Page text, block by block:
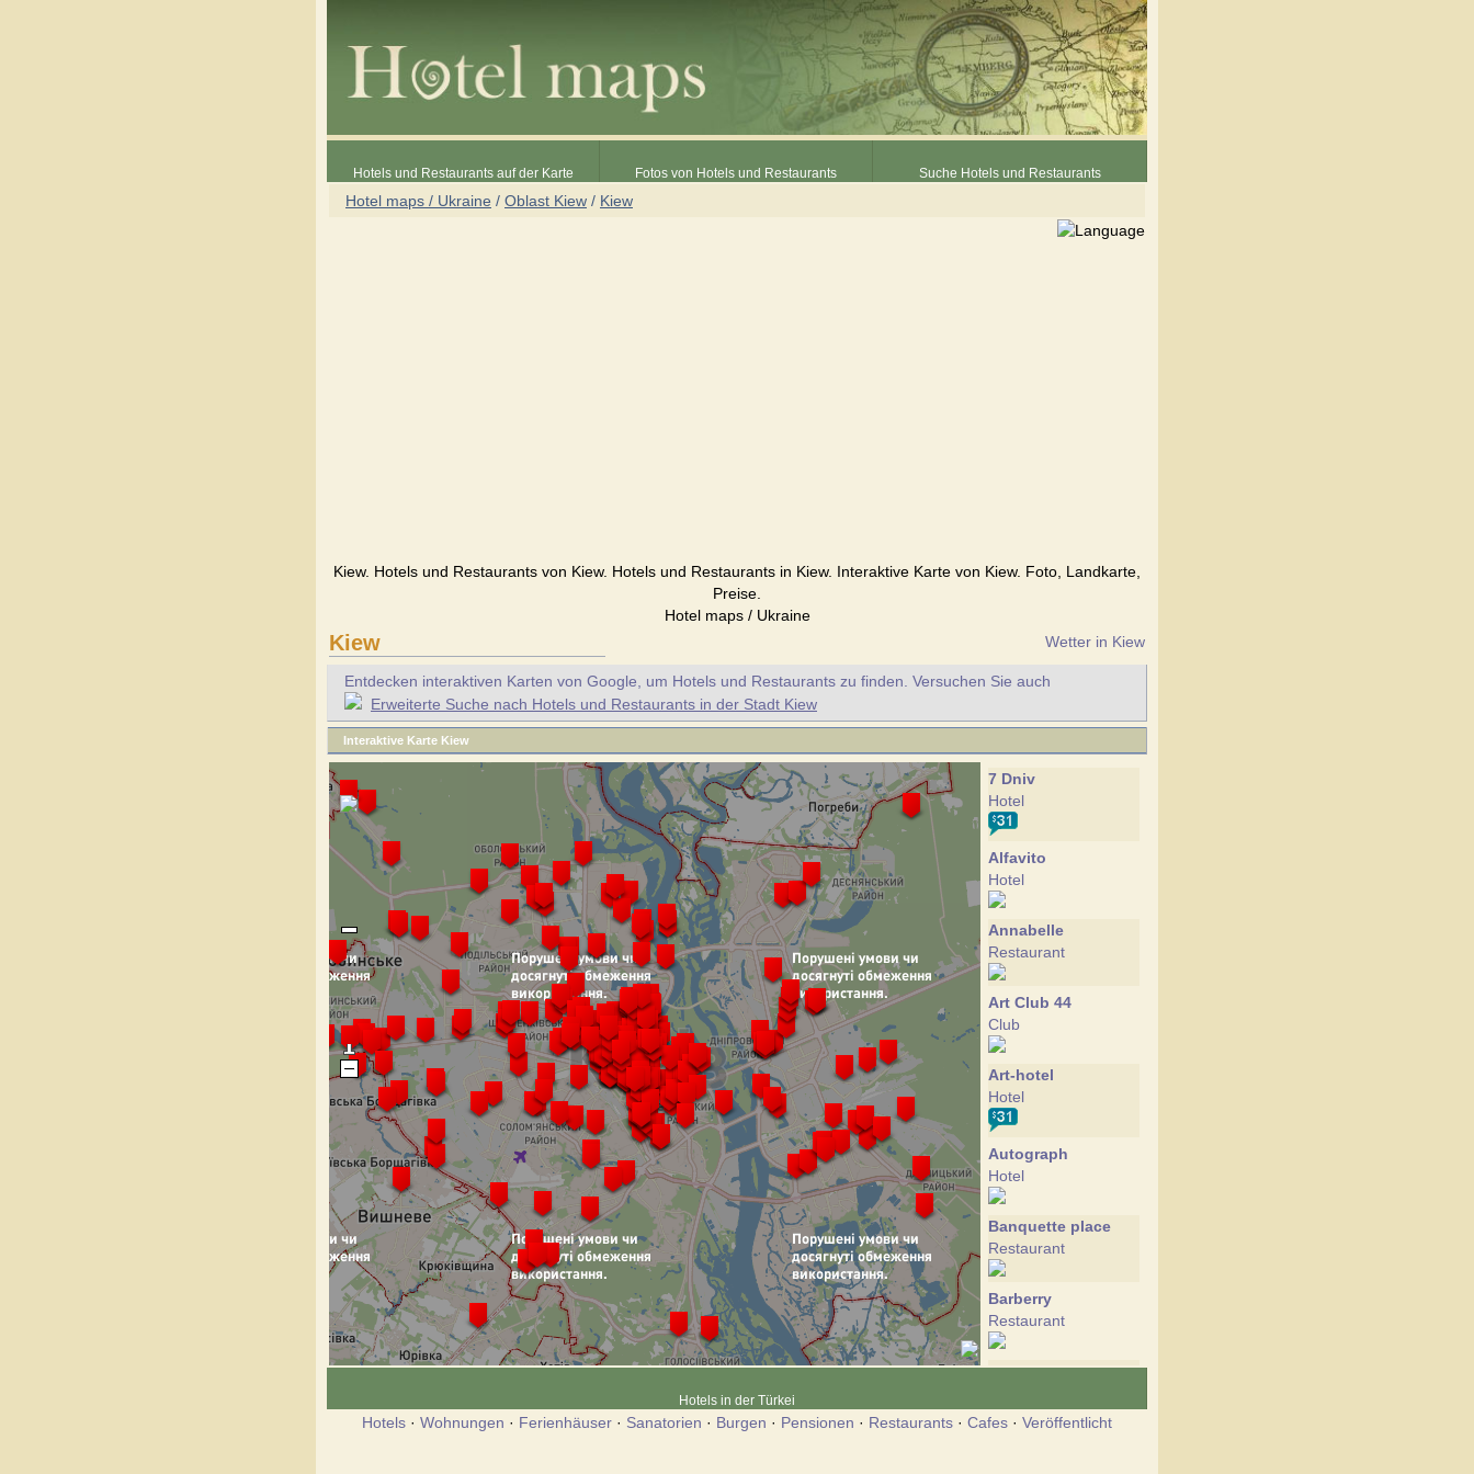
Hotels und Restaurants auf der Karte Fotos von Hotels und Restaurants Suche Hotels und Restaurants
Hotel maps / Ukraine / Oblast Kiew / Kiew
Kiew. Hotels und Restaurants von Kiew. Hotels und Restaurants in Kiew. Interaktive Karte von Kiew. Foto, Landkarte,
Preise.
Hotel maps / Ukraine
Kiew Wetter in Kiew
Entdecken interaktiven Karten von Google, um Hotels und Restaurants zu finden. Versuchen Sie auch
Erweiterte Suche nach Hotels und Restaurants in der Stadt Kiew
Interaktive Karte Kiew
7 Dniv
Hotel
Alfavito
Hotel
Annabelle
Restaurant
Art Club 44
Club
Art-hotel
Hotel
Autograph
Hotel
Banquette place
Restaurant
Barberry
Restaurant
Basilico
Hotels in der Türkei
Hotels · Wohnungen · Ferienhäuser · Sanatorien · Burgen · Pensionen · Restaurants · Cafes · Veröffentlicht